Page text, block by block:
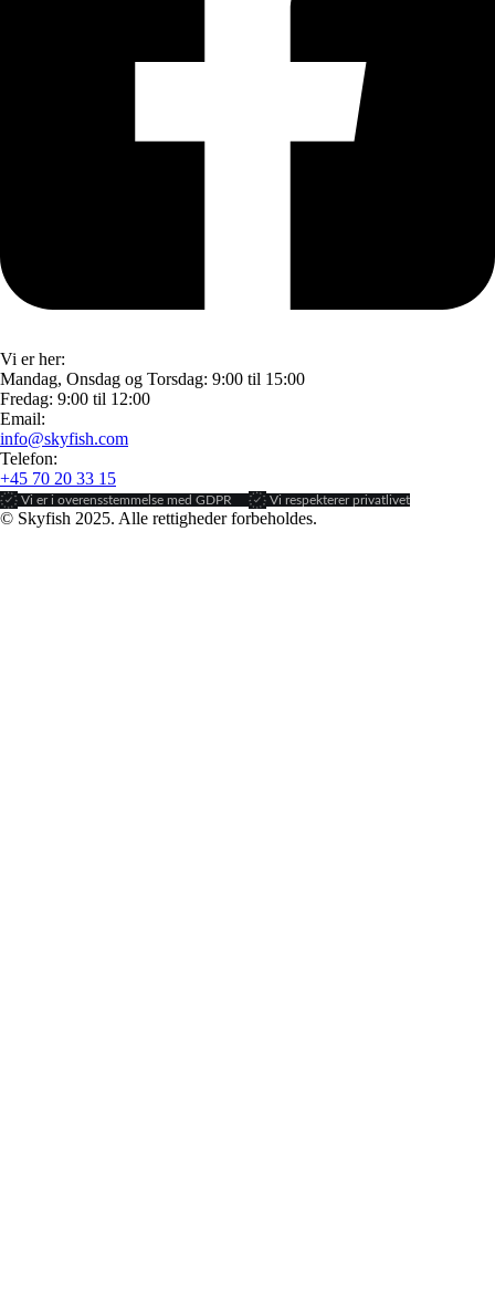
Vi er her:
Mandag, Onsdag og Torsdag: 9:00 til 15:00
Fredag: 9:00 til 12:00
Email:
info@skyfish.com
Telefon:
+45 70 20 33 15
Vi er i overensstemmelse med GDPR Vi respekterer privatlivet
© Skyfish 2025. Alle rettigheder forbeholdes.